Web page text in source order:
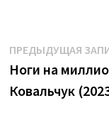
Навигация
по
записям
ПРЕДЫДУЩАЯ
Ноги на
Ковальчук